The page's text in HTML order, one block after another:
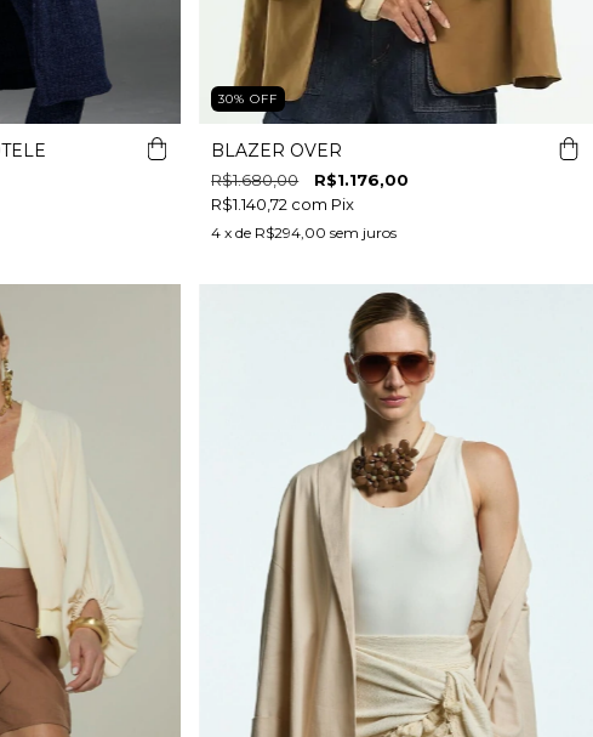
30%OFF
BLAZER OVER
R$1.680,00
R$1.176,00
R$1.140,72 com Pix
4 x de R$294,00 sem juros